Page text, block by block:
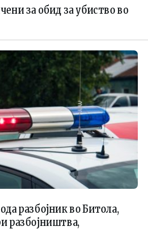
за обид за убиство во
разбојник во Битола,
разбојништва,